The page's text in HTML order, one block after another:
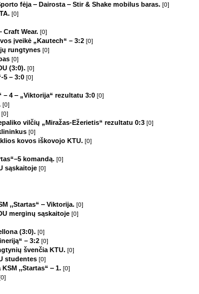
fėja ‒ Dairosta ‒ Stir & Shake mobilus baras. [0]
[0]
Craft Wear. [0]
įveikė „Kautech“ – 3:2 [0]
rungtynes [0]
[0]
(3:0). [0]
5 – 3:0 [0]
– 4 ‒ „Viktorija“ rezultatu 3:0 [0]
[0]
[0]
vilčių „Miražas-Ežerietis“ rezultatu 0:3 [0]
[0]
kovos iškovojo KTU. [0]
komandą. [0]
sąskaitoje [0]
,,Startas“ ‒ Viktorija. [0]
merginų sąskaitoje [0]
(3:0). [0]
– 3:2 [0]
švenčia KTU. [0]
studentes [0]
,,Startas“ ‒ 1. [0]